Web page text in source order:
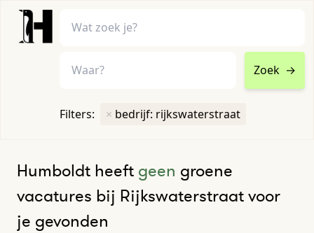
Zoek →
Filters: × bedrijf: rijkswaterstraat
Humboldt heeft geen groene
vacatures bij Rijkswaterstraat voor
je gevonden